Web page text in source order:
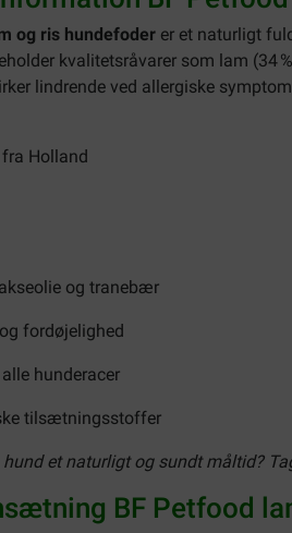
og ris hundefoder er et naturligt
kvalitetsråvarer som lam (34
lindrende ved allergiske
Holland
og tranebær
fordøjelighed
hunderacer
tilsætningsstoffer
hund et naturligt og sundt måltid?
BF Petfood